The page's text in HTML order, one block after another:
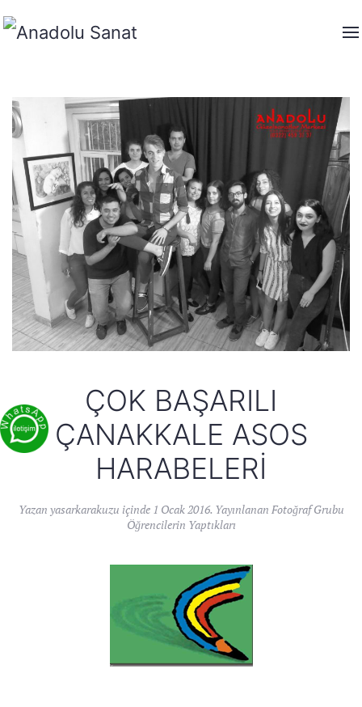
ÇOK BAŞARILI
ÇANAKKALE ASOS
HARABELERI
Yazan yasarkarakuzu içinde 1 Ocak 2016. Yayınlanan Fotoğraf Grubu
Öğrencilerin Yaptıkları